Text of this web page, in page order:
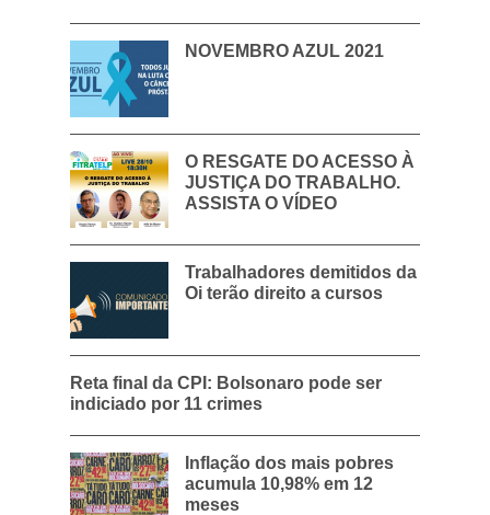
NOVEMBRO AZUL 2021
O RESGATE DO ACESSO À
JUSTIÇA DO TRABALHO.
ASSISTA O VÍDEO
Trabalhadores demitidos da
Oi terão direito a cursos
Reta final da CPI: Bolsonaro pode ser
indiciado por 11 crimes
Inflação dos mais pobres
acumula 10,98% em 12
meses